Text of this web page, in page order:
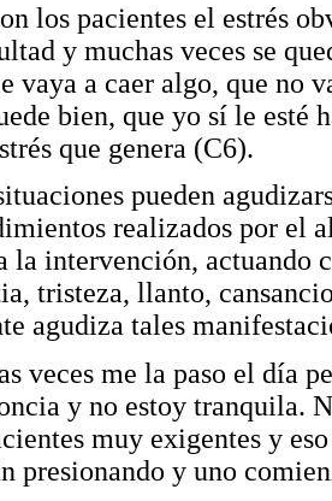
los pacientes el estrés
y muchas veces se
vaya a caer algo, que no
bien, que yo sí le esté
que genera (C6).
pueden
realizados por el
la intervención, actuando
tristeza, llanto,
agudiza tales
veces me la paso el día
y no estoy tranquila.
muy exigentes y
presionando y uno